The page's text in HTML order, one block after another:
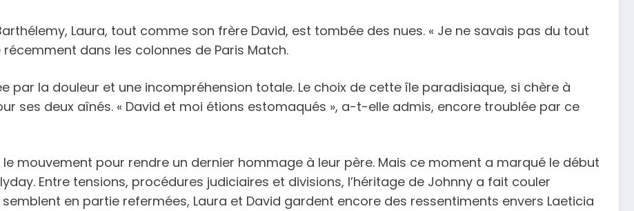
Laura, tout comme son frère David, est tombée des nues. « Je ne savais pas du tout
dans les colonnes de Paris Match.
par la douleur et une incompréhension totale. Le choix de cette île paradisiaque, si chère à
ses deux aînés. « David et moi étions estomaqués », a-t-elle admis, encore troublée par ce
mouvement pour rendre un dernier hommage à leur père. Mais ce moment a marqué le début
Entre tensions, procédures judiciaires et divisions, l’héritage de Johnny a fait couler
semblent en partie refermées, Laura et David gardent encore des ressentiments envers Laeticia